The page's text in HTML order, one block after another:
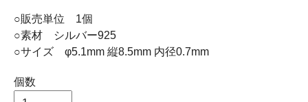
○販売単位 1個
○素材 シルバー925
○サイズ φ5.1mm 縦8.5mm 内径0.7mm
個数